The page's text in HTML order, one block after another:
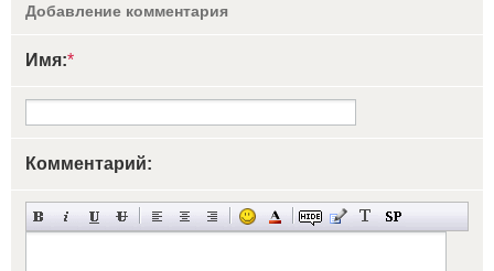
Добавление комментария
Имя:*
Комментарий: